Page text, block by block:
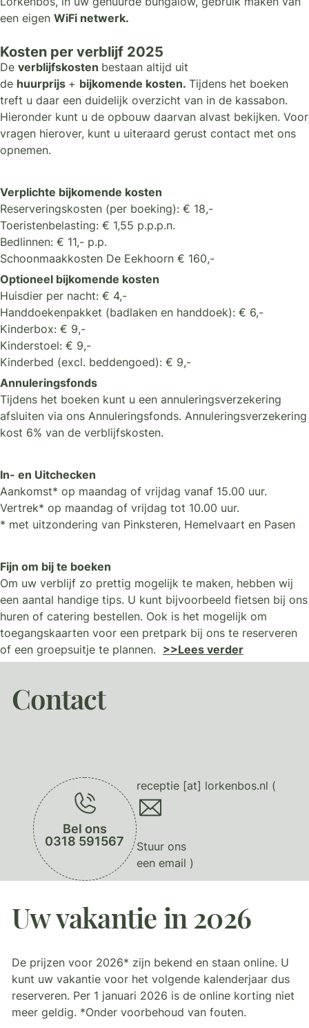
een eigen WiFi netwerk.
Kosten per verblijf 2025
De verblijfskosten bestaan altijd uit
de huurprijs + bijkomende kosten. Tijdens het boeken
treft u daar een duidelijk overzicht van in de kassabon.
Hieronder kunt u de opbouw daarvan alvast bekijken. Voor
vragen hierover, kunt u uiteraard gerust contact met ons
opnemen.
Verplichte bijkomende kosten
Reserveringskosten (per boeking): € 18,-
Toeristenbelasting: € 1,55 p.p.p.n.
Bedlinnen: € 11,- p.p.
Schoonmaakkosten De Eekhoorn € 160,-
Optioneel bijkomende kosten
Huisdier per nacht: € 4,-
Handdoekenpakket (badlaken en handdoek): € 6,-
Kinderbox: € 9,-
Kinderstoel: € 9,-
Kinderbed (excl. beddengoed): € 9,-
Annuleringsfonds
Tijdens het boeken kunt u een annuleringsverzekering
afsluiten via ons Annuleringsfonds. Annuleringsverzekering
kost 6% van de verblijfskosten.
In- en Uitchecken
Aankomst* op maandag of vrijdag vanaf 15.00 uur.
Vertrek* op maandag of vrijdag tot 10.00 uur.
* met uitzondering van Pinksteren, Hemelvaart en Pasen
Fijn om bij te boeken
Om uw verblijf zo prettig mogelijk te maken, hebben wij
een aantal handige tips. U kunt bijvoorbeeld fietsen bij ons
huren of catering bestellen. Ook is het mogelijk om
toegangskaarten voor een pretpark bij ons te reserveren
of een groepsuitje te plannen. >>Lees verder
Contact
Bel ons
0318 591567
receptie [at] lorkenbos.nl (
Stuur ons
een email )
Uw vakantie in 2026
De prijzen voor 2026* zijn bekend en staan online. U
kunt uw vakantie voor het volgende kalenderjaar dus
reserveren. Per 1 januari 2026 is de online korting niet
meer geldig. *Onder voorbehoud van fouten.